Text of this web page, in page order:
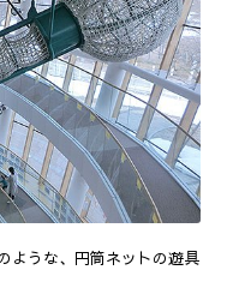
ような、円筒ネットの遊具